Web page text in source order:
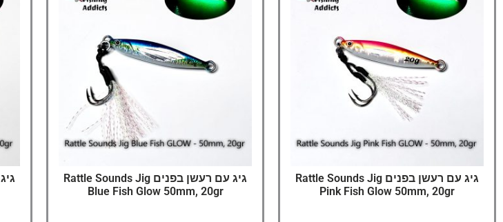
גיג עם רעשן בפנים Rattle Sounds Jig
Pink Fish Glow 50mm, 20gr
גיג עם רעשן בפנים Rattle Sounds Jig
Blue Fish Glow 50mm, 20gr